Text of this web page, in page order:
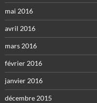
mai 2016
avril 2016
mars 2016
février 2016
janvier 2016
décembre 2015